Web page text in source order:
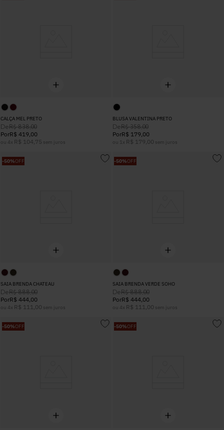
CALÇA MEL PRETO
DeR$ 838,00
PorR$ 419,00
ou 4 x R$ 104,75 sem juros
BLUSA VALENTINA PRETO
DeR$ 358,00
PorR$ 179,00
ou 1 x R$ 179,00 sem juros
-50%OFF
SAIA BRENDA CHATEAU
DeR$ 888,00
PorR$ 444,00
ou 4 x R$ 111,00 sem juros
-50%OFF
SAIA BRENDA VERDE SOHO
DeR$ 888,00
PorR$ 444,00
ou 4 x R$ 111,00 sem juros
-50%OFF -50%OFF